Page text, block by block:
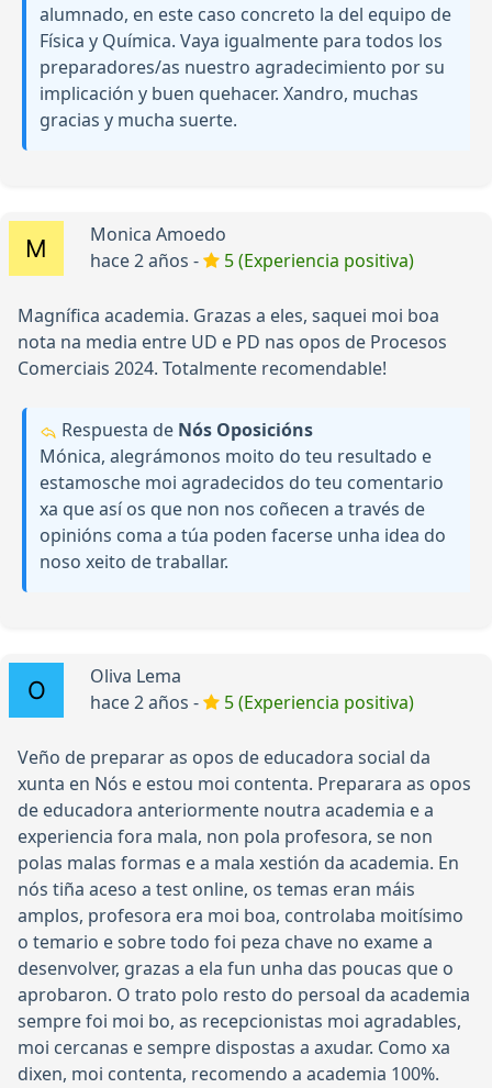
alumnado, en este caso concreto la del equipo de
Física y Química. Vaya igualmente para todos los
preparadores/as nuestro agradecimiento por su
implicación y buen quehacer. Xandro, muchas
gracias y mucha suerte.
Monica Amoedo
hace 2 años -
5 (Experiencia positiva)
Magnífica academia. Grazas a eles, saquei moi boa
nota na media entre UD e PD nas opos de Procesos
Comerciais 2024. Totalmente recomendable!
Respuesta de Nós Oposicións
Mónica, alegrámonos moito do teu resultado e
estamosche moi agradecidos do teu comentario
xa que así os que non nos coñecen a través de
opinións coma a túa poden facerse unha idea do
noso xeito de traballar.
Oliva Lema
hace 2 años -
5 (Experiencia positiva)
Veño de preparar as opos de educadora social da
xunta en Nós e estou moi contenta. Preparara as opos
de educadora anteriormente noutra academia e a
experiencia fora mala, non pola profesora, se non
polas malas formas e a mala xestión da academia. En
nós tiña aceso a test online, os temas eran máis
amplos, profesora era moi boa, controlaba moitísimo
o temario e sobre todo foi peza chave no exame a
desenvolver, grazas a ela fun unha das poucas que o
aprobaron. O trato polo resto do persoal da academia
sempre foi moi bo, as recepcionistas moi agradables,
moi cercanas e sempre dispostas a axudar. Como xa
dixen, moi contenta, recomendo a academia 100%.